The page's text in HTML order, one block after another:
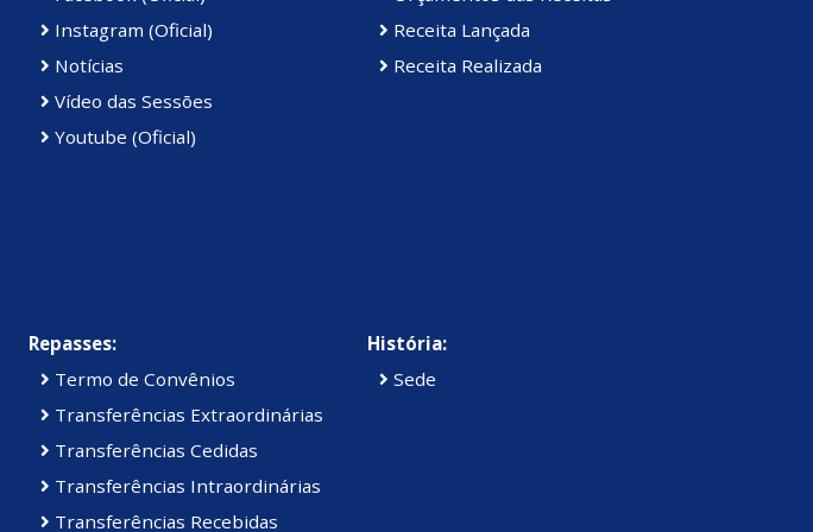
Instagram (Oficial)
Notícias
Vídeo das Sessões
Youtube (Oficial)
Receita Lançada
Receita Realizada
Repasses:
Termo de Convênios
Transferências Extraordinárias
Transferências Cedidas
Transferências Intraordinárias
Transferências Recebidas
História:
Sede